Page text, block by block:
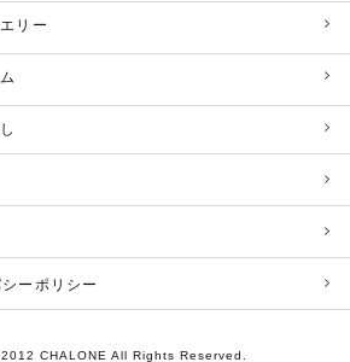
リー
ーポリシー
CHALONE All Rights Reserved.